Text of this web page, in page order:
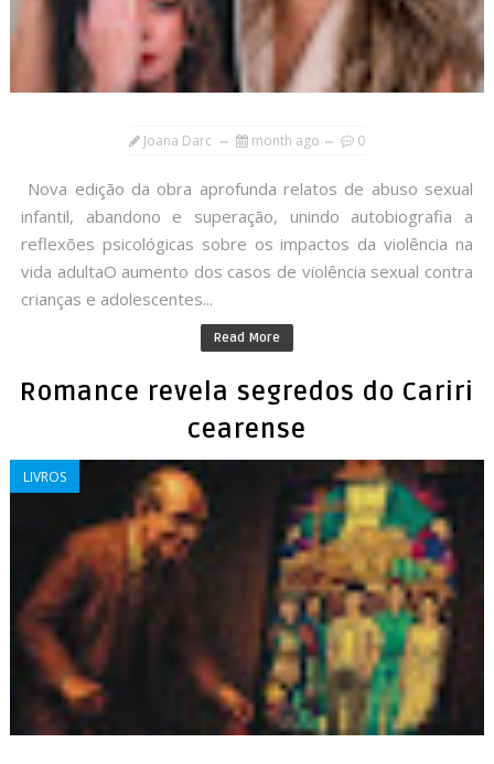
Joana Darc month ago 0
Nova edição da obra aprofunda relatos de abuso sexual
infantil, abandono e superação, unindo autobiografia a
reflexões psicológicas sobre os impactos da violência na
vida adultaO aumento dos casos de violência sexual contra
crianças e adolescentes...
Read More
Romance revela segredos do Cariri
cearense
LIVROS